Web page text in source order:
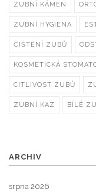
ZUBNÍ KÁMEN
ZUBNÍ HYGIENA
ČIŠTĚNÍ ZUBŮ
KOSMETICKÁ
CITLIVOST ZUBŮ
ZUBNÍ KAZ BÍLÉ
ARCHIV
srpna 2026